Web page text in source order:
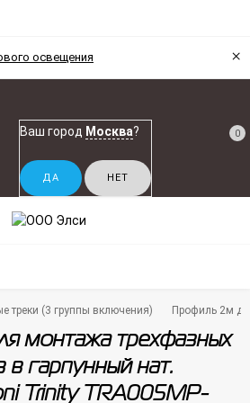
освещения ×
Ваш город Москва? 0
треки (3 группы включения) Профиль 2м
монтажа трехфазных
гарпунный нат.
Trinity TRA005MP-